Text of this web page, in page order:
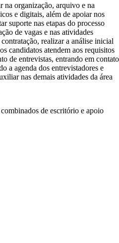
na organização, arquivo e na
e digitais, além de apoiar nos
suporte nas etapas do processo
de vagas e nas atividades
realizar a análise inicial
candidatos atendem aos requisitos
de entrevistas, entrando em contato
a agenda dos entrevistadores e
nas demais atividades da área
de escritório e apoio